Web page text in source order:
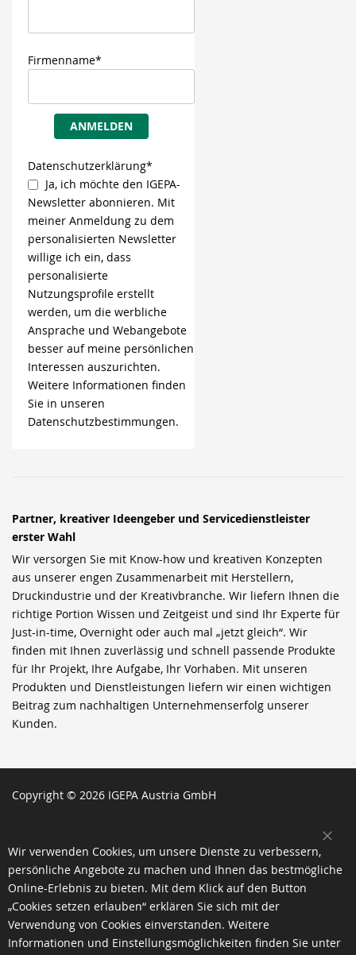
Firmenname*
ANMELDEN
Datenschutzerklärung*
Ja, ich möchte den IGEPA-
Newsletter abonnieren. Mit
meiner Anmeldung zu dem
personalisierten Newsletter
willige ich ein, dass
personalisierte
Nutzungsprofile erstellt
werden, um die werbliche
Ansprache und Webangebote
besser auf meine persönlichen
Interessen auszurichten.
Weitere Informationen finden
Sie in unseren
Datenschutzbestimmungen.
Partner, kreativer Ideengeber und Servicedienstleister
erster Wahl
Wir versorgen Sie mit Know-how und kreativen Konzepten
aus unserer engen Zusammenarbeit mit Herstellern,
Druckindustrie und der Kreativbranche. Wir liefern Ihnen die
richtige Portion Wissen und Zeitgeist und sind Ihr Experte für
Just-in-time, Overnight oder auch mal „jetzt gleich“. Wir
finden mit Ihnen zuverlässig und schnell passende Produkte
für Ihr Projekt, Ihre Aufgabe, Ihr Vorhaben. Mit unseren
Produkten und Dienstleistungen liefern wir einen wichtigen
Beitrag zum nachhaltigen Unternehmenserfolg unserer
Kunden.
Copyright © 2026 IGEPA Austria GmbH
Wir verwenden Cookies, um unsere Dienste zu verbessern,
persönliche Angebote zu machen und Ihnen das bestmögliche
Online-Erlebnis zu bieten. Mit dem Klick auf den Button
„Cookies setzen erlauben“ erklären Sie sich mit der
Verwendung von Cookies einverstanden. Weitere
Informationen und Einstellungsmöglichkeiten finden Sie unter